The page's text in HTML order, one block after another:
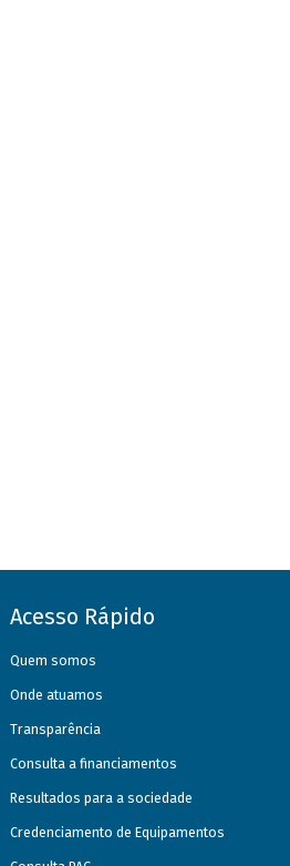
Acesso Rápido
Quem somos
Onde atuamos
Transparência
Consulta a financiamentos
Resultados para a sociedade
Credenciamento de Equipamentos